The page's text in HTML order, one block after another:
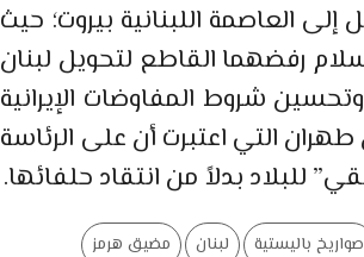
العاصمة اللبنانية بيروت؛ حيث
رفضهما القاطع لتحويل لبنان
شروط المفاوضات الإيرانية
التي اعتبرت أن على الرئاسة
للبلاد بدلاً من انتقاد حلفائها.
صواريخ باليستية لبنان مضيق هرمز